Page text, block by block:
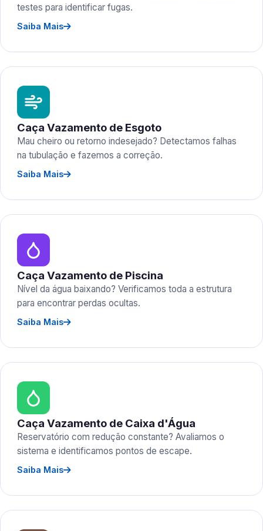
testes para identificar fugas.
Saiba Mais
Caça Vazamento de Esgoto
Mau cheiro ou retorno indesejado? Detectamos falhas
na tubulação e fazemos a correção.
Saiba Mais
Caça Vazamento de Piscina
Nível da água baixando? Verificamos toda a estrutura
para encontrar perdas ocultas.
Saiba Mais
Caça Vazamento de Caixa d'Água
Reservatório com redução constante? Avaliamos o
sistema e identificamos pontos de escape.
Saiba Mais